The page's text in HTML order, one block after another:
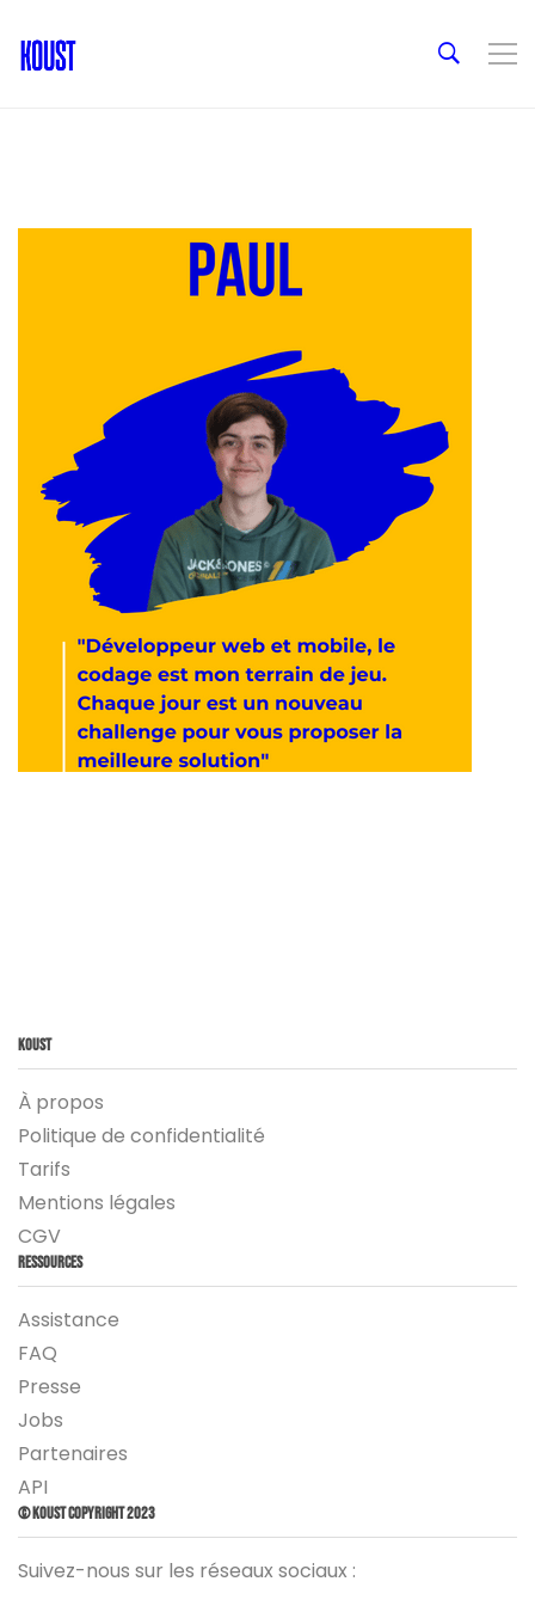
Koust
À propos
Politique de confidentialité
Tarifs
Mentions légales
CGV
Ressources
Assistance
FAQ
Presse
Jobs
Partenaires
API
© Koust Copyright 2023
Suivez-nous sur les réseaux sociaux :